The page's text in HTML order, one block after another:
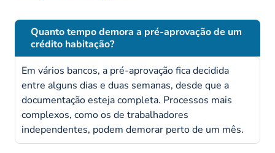
Quanto tempo demora a pré-aprovação de um
crédito habitação?
Em vários bancos, a pré-aprovação fica decidida
entre alguns dias e duas semanas, desde que a
documentação esteja completa. Processos mais
complexos, como os de trabalhadores
independentes, podem demorar perto de um mês.